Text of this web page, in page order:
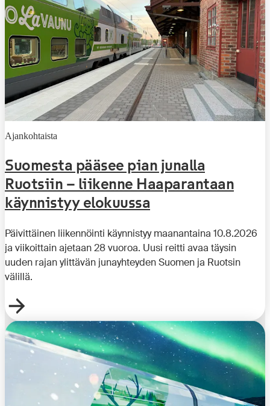
Ajankohtaista
Suomesta pääsee pian junalla
Ruotsiin – liikenne Haaparantaan
käynnistyy elokuussa
Päivittäinen liikennöinti käynnistyy maanantaina 10.8.2026
ja viikoittain ajetaan 28 vuoroa. Uusi reitti avaa täysin
uuden rajan ylittävän junayhteyden Suomen ja Ruotsin
välillä.